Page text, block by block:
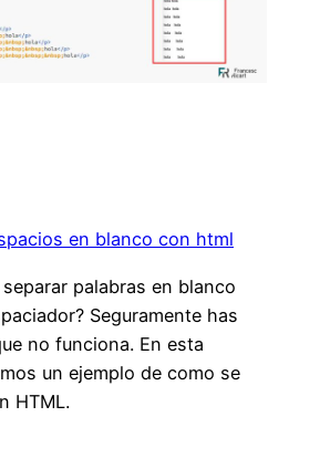
en blanco con html
palabras en blanco
Seguramente has
no funciona. En esta
un ejemplo de como se
HTML.